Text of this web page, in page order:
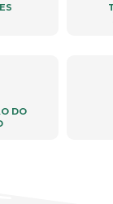
DO